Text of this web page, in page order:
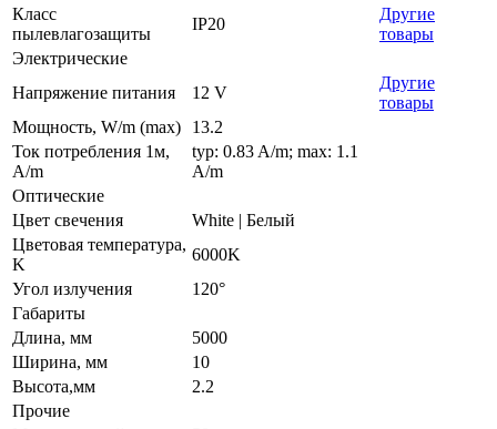
Класс
пылевлагозащиты
IP20
Другие
товары
Электрические
Напряжение питания
12 V
Другие
товары
Мощность, W/m (max)
13.2
Ток потребления 1м,
A/m
typ: 0.83 A/m; max: 1.1
A/m
Оптические
Цвет свечения
White | Белый
Цветовая температура,
K
6000K
Угол излучения
120°
Габариты
Длина, мм
5000
Ширина, мм
10
Высота,мм
2.2
Прочие